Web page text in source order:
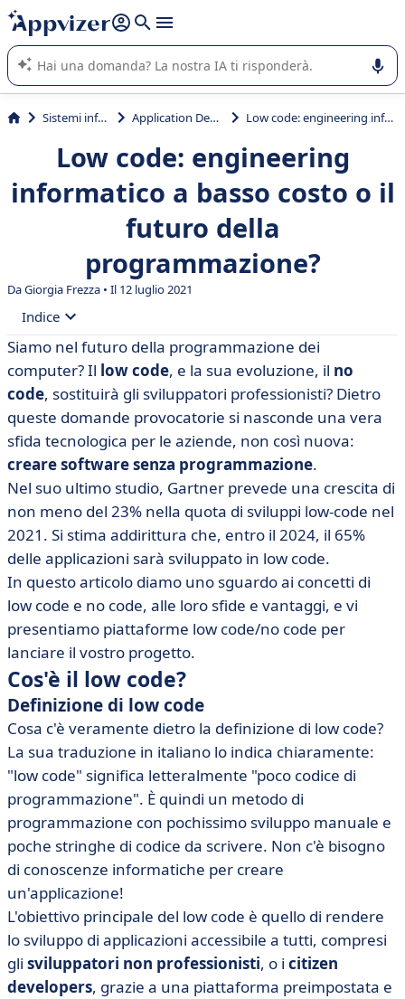
righe con
shift + enter
L'IA di Appvizer vi guida nell'utilizzo o nella scelta di un
software SaaS per la vostra azienda.
Sistemi informativi Application Development Low code: engineering informatico a basso costo o il futuro della programmazione?
Low code: engineering
informatico a basso costo o il
futuro della
programmazione?
Da Giorgia Frezza • Il 12 luglio 2021
Indice
• Cos'è il low code?
• Vantaggi del low code e del no code
Siamo nel futuro della programmazione dei
computer? Il low code, e la sua evoluzione, il no
code, sostituirà gli sviluppatori professionisti? Dietro
queste domande provocatorie si nasconde una vera
sfida tecnologica per le aziende, non così nuova:
creare software senza programmazione.
Nel suo ultimo studio, Gartner prevede una crescita di
non meno del 23% nella quota di sviluppi low-code nel
2021. Si stima addirittura che, entro il 2024, il 65%
delle applicazioni sarà sviluppato in low code.
In questo articolo diamo uno sguardo ai concetti di
low code e no code, alle loro sfide e vantaggi, e vi
presentiamo piattaforme low code/no code per
lanciare il vostro progetto.
Cos'è il low code?
Definizione di low code
Cosa c'è veramente dietro la definizione di low code?
La sua traduzione in italiano lo indica chiaramente:
"low code" significa letteralmente "poco codice di
programmazione". È quindi un metodo di
programmazione con pochissimo sviluppo manuale e
poche stringhe di codice da scrivere. Non c'è bisogno
di conoscenze informatiche per creare
un'applicazione!
L'obiettivo principale del low code è quello di rendere
lo sviluppo di applicazioni accessibile a tutti, compresi
gli sviluppatori non professionisti, o i citizen
developers, grazie a una piattaforma preimpostata e